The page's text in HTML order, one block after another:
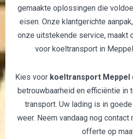
gemaakte oplossingen die
eisen. Onze klantgerichte
onze uitstekende service, maakt
voor koeltransport in
Kies voor koeltransport Meppel
betrouwbaarheid en efficiëntie in
transport. Uw lading is in
weer. Neem vandaag nog
offerte op